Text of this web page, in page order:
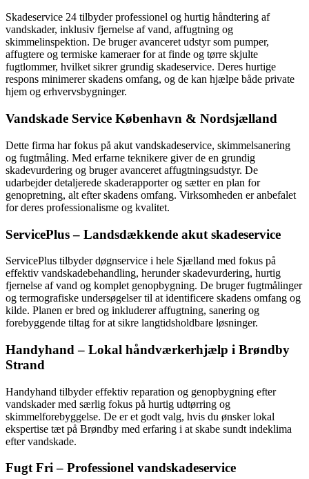
Skadeservice 24 tilbyder professionel og hurtig håndtering af
vandskader, inklusiv fjernelse af vand, affugtning og
skimmelinspektion. De bruger avanceret udstyr som pumper,
affugtere og termiske kameraer for at finde og tørre skjulte
fugtlommer, hvilket sikrer grundig skadeservice. Deres hurtige
respons minimerer skadens omfang, og de kan hjælpe både private
hjem og erhvervsbygninger.
Vandskade Service København & Nordsjælland
Dette firma har fokus på akut vandskadeservice, skimmelsanering
og fugtmåling. Med erfarne teknikere giver de en grundig
skadevurdering og bruger avanceret affugtningsudstyr. De
udarbejder detaljerede skaderapporter og sætter en plan for
genopretning, alt efter skadens omfang. Virksomheden er anbefalet
for deres professionalisme og kvalitet.
ServicePlus – Landsdækkende akut skadeservice
ServicePlus tilbyder døgnservice i hele Sjælland med fokus på
effektiv vandskadebehandling, herunder skadevurdering, hurtig
fjernelse af vand og komplet genopbygning. De bruger fugtmålinger
og termografiske undersøgelser til at identificere skadens omfang og
kilde. Planen er bred og inkluderer affugtning, sanering og
forebyggende tiltag for at sikre langtidsholdbare løsninger.
Handyhand – Lokal håndværkerhjælp i Brøndby
Strand
Handyhand tilbyder effektiv reparation og genopbygning efter
vandskader med særlig fokus på hurtig udtørring og
skimmelforebyggelse. De er et godt valg, hvis du ønsker lokal
ekspertise tæt på Brøndby med erfaring i at skabe sundt indeklima
efter vandskade.
Fugt Fri – Professionel vandskadeservice